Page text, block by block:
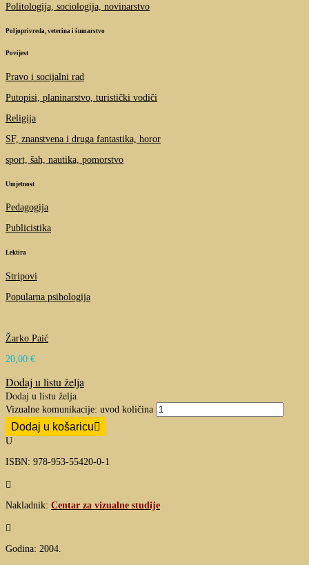
Politologija, sociologija, novinarstvo
Poljoprivreda, veterina i šumarstvo
Povijest
Pravo i socijalni rad
Putopisi, planinarstvo, turistički vodiči
Religija
SF, znanstvena i druga fantastika, horor
sport, šah, nautika, pomorstvo
Umjetnost
Pedagogija
Publicistika
Lektira
Stripovi
Popularna psihologija
Žarko Paić
20,00 €
Dodaj u listu želja
Dodaj u listu želja
Vizualne komunikacije: uvod količina
Dodaj u košaricu
U
ISBN: 978-953-55420-0-1

Nakladnik: Centar za vizualne studije

Godina: 2004.